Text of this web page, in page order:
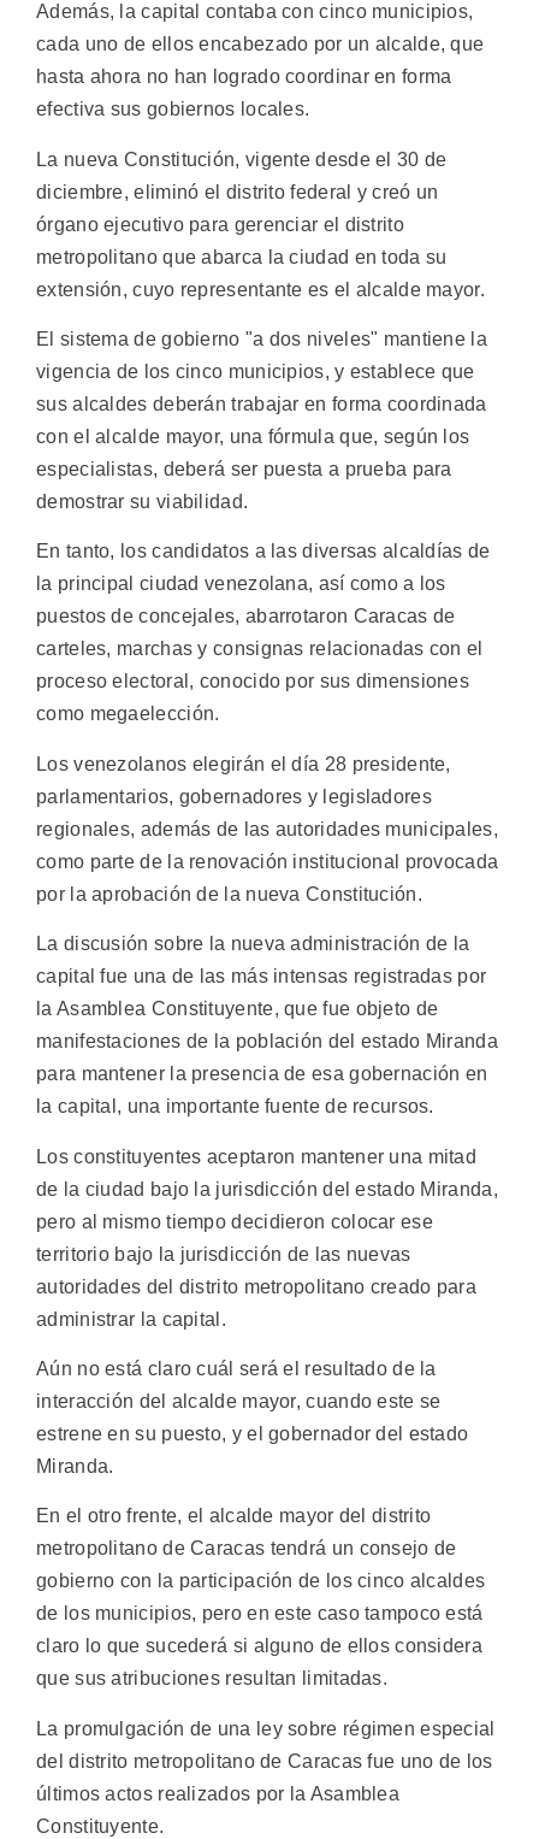
Además, la capital contaba con cinco municipios,
cada uno de ellos encabezado por un alcalde, que
hasta ahora no han logrado coordinar en forma
efectiva sus gobiernos locales.
La nueva Constitución, vigente desde el 30 de
diciembre, eliminó el distrito federal y creó un
órgano ejecutivo para gerenciar el distrito
metropolitano que abarca la ciudad en toda su
extensión, cuyo representante es el alcalde mayor.
El sistema de gobierno "a dos niveles" mantiene la
vigencia de los cinco municipios, y establece que
sus alcaldes deberán trabajar en forma coordinada
con el alcalde mayor, una fórmula que, según los
especialistas, deberá ser puesta a prueba para
demostrar su viabilidad.
En tanto, los candidatos a las diversas alcaldías de
la principal ciudad venezolana, así como a los
puestos de concejales, abarrotaron Caracas de
carteles, marchas y consignas relacionadas con el
proceso electoral, conocido por sus dimensiones
como megaelección.
Los venezolanos elegirán el día 28 presidente,
parlamentarios, gobernadores y legisladores
regionales, además de las autoridades municipales,
como parte de la renovación institucional provocada
por la aprobación de la nueva Constitución.
La discusión sobre la nueva administración de la
capital fue una de las más intensas registradas por
la Asamblea Constituyente, que fue objeto de
manifestaciones de la población del estado Miranda
para mantener la presencia de esa gobernación en
la capital, una importante fuente de recursos.
Los constituyentes aceptaron mantener una mitad
de la ciudad bajo la jurisdicción del estado Miranda,
pero al mismo tiempo decidieron colocar ese
territorio bajo la jurisdicción de las nuevas
autoridades del distrito metropolitano creado para
administrar la capital.
Aún no está claro cuál será el resultado de la
interacción del alcalde mayor, cuando este se
estrene en su puesto, y el gobernador del estado
Miranda.
En el otro frente, el alcalde mayor del distrito
metropolitano de Caracas tendrá un consejo de
gobierno con la participación de los cinco alcaldes
de los municipios, pero en este caso tampoco está
claro lo que sucederá si alguno de ellos considera
que sus atribuciones resultan limitadas.
La promulgación de una ley sobre régimen especial
del distrito metropolitano de Caracas fue uno de los
últimos actos realizados por la Asamblea
Constituyente.